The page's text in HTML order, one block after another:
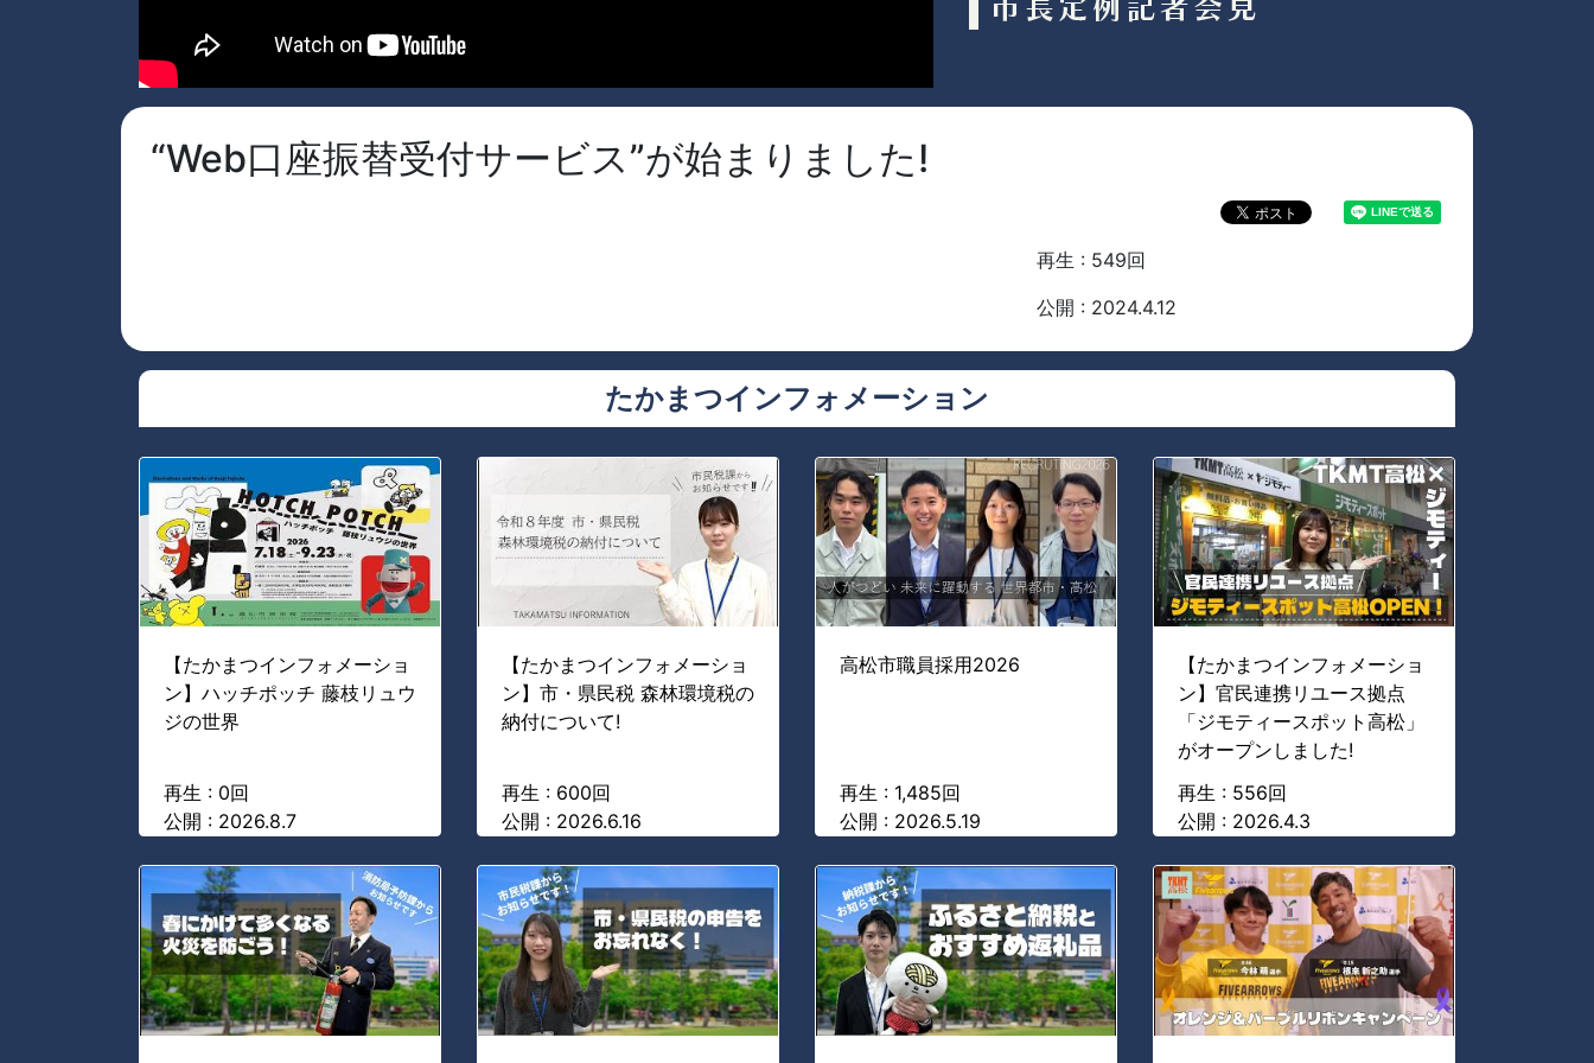
“Web口座振替受付サービス”が始まりました!
再生 : 549回
公開 : 2024.4.12
たかまつインフォメーション
【たかまつインフォメーショ
ン】ハッチポッチ 藤枝リュウ
ジの世界
再生 : 0回
公開 : 2026.8.7
【たかまつインフォメーショ
ン】市・県民税 森林環境税の
納付について!
再生 : 600回
公開 : 2026.6.16
高松市職員採用2026
再生 : 1,485回
公開 : 2026.5.19
【たかまつインフォメーショ
ン】官民連携リユース拠点
「ジモティースポット高松」
がオープンしました!
再生 : 556回
公開 : 2026.4.3